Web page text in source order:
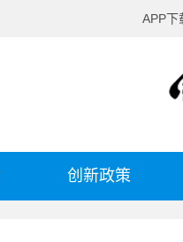
APP下
创新政策